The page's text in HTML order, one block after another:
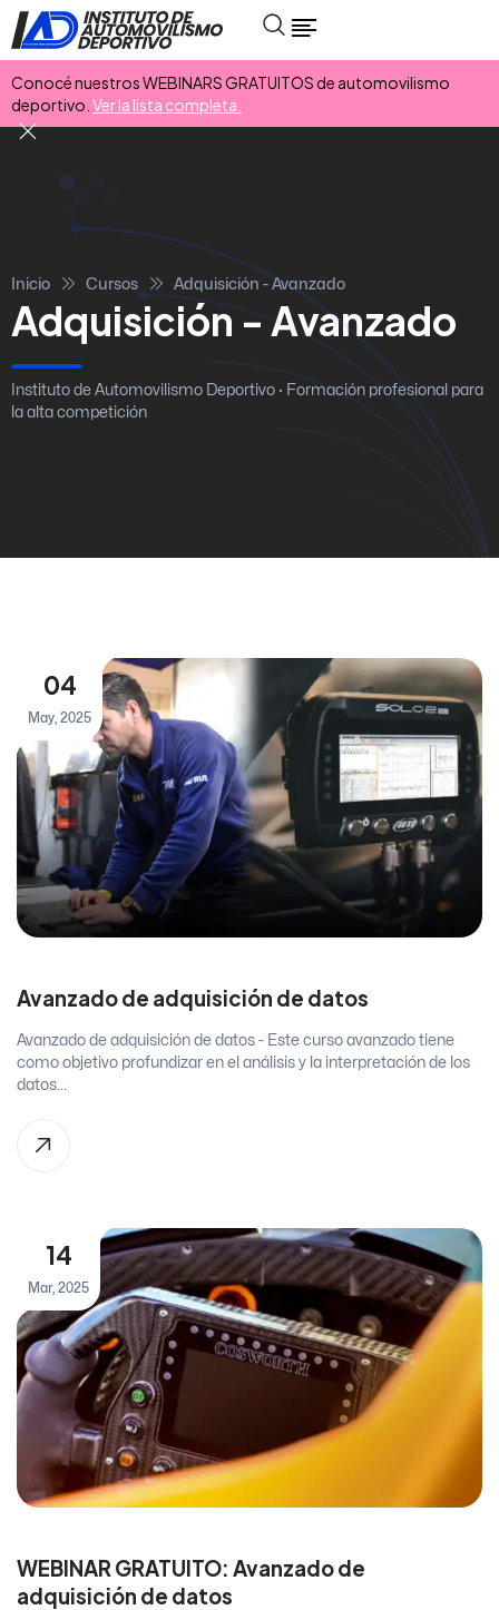
Conocé nuestros WEBINARS GRATUITOS de automovilismo
deportivo. Ver la lista completa.
Inicio Cursos Adquisición - Avanzado
Adquisición - Avanzado
Instituto de Automovilismo Deportivo · Formación profesional para
la alta competición
04
May, 2025
Avanzado de adquisición de datos
Avanzado de adquisición de datos - Este curso avanzado tiene
como objetivo profundizar en el análisis y la interpretación de los
datos...
14
Mar, 2025
WEBINAR GRATUITO: Avanzado de
adquisición de datos